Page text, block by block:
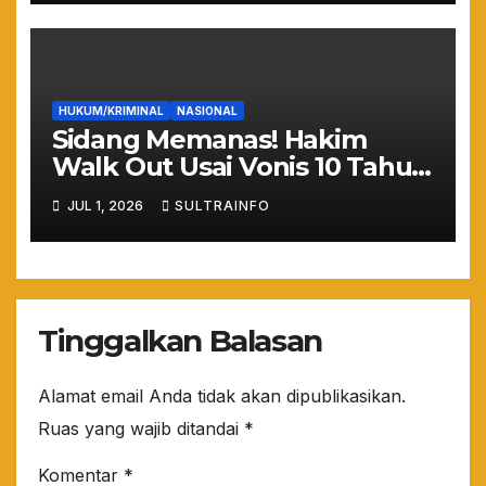
HUKUM/KRIMINAL NASIONAL
Sidang Memanas! Hakim
Walk Out Usai Vonis 10 Tahun
Nadiem Makarim, Kuasa
Hukum: “Yang Mulia Takut
Ya!”
JUL 1, 2026 SULTRAINFO
Tinggalkan Balasan
Alamat email Anda tidak akan dipublikasikan.
Ruas yang wajib ditandai *
Komentar *